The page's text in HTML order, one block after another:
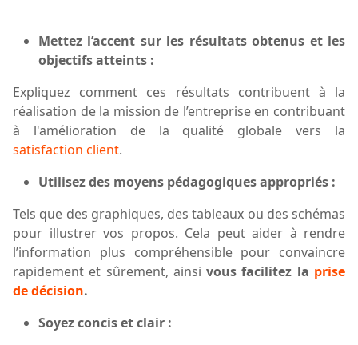
Mettez l’accent sur les résultats obtenus et les
objectifs atteints :
Expliquez comment ces résultats contribuent à la
réalisation de la mission de l’entreprise en contribuant
à l'amélioration de la qualité globale vers la
satisfaction client.
Utilisez des moyens pédagogiques appropriés :
Tels que des graphiques, des tableaux ou des schémas
pour illustrer vos propos. Cela peut aider à rendre
l’information plus compréhensible pour convaincre
rapidement et sûrement, ainsivous facilitez la prise
de décision.
Soyez concis et clair :